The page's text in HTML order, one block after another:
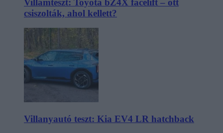
csiszolták, ahol kellett?
Villanyautó teszt: Kia EV4 LR hatchback